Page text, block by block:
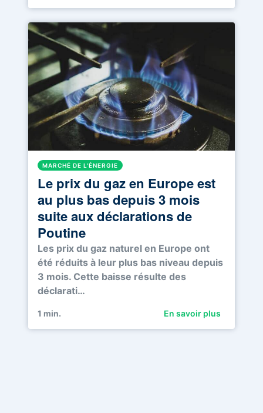
MARCHÉ DE L'ÉNERGIE
Le prix du gaz en Europe est
au plus bas depuis 3 mois
suite aux déclarations de
Poutine
Les prix du gaz naturel en Europe ont
été réduits à leur plus bas niveau depuis
3 mois. Cette baisse résulte des
déclarati…
1 min. En savoir plus